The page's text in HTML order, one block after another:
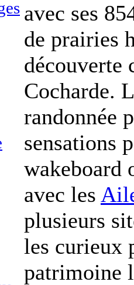
avec ses
de prairies
découverte
Cocharde.
randonnée
sensations
wakeboard
avec les
plusieurs
les curieux
patrimoine